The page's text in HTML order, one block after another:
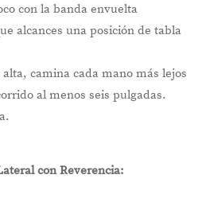
con la banda envuelta
alcances una posición de tabla
camina cada mano más lejos
al menos seis pulgadas.
con Reverencia: